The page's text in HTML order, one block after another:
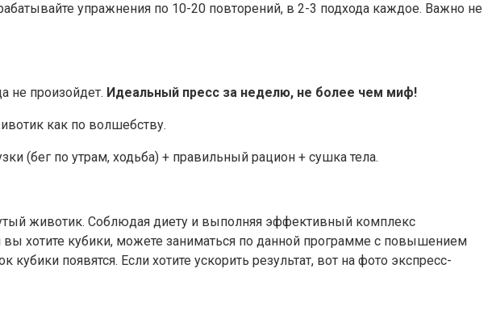
упражнения по 10-20 повторений, в 2-3 подхода каждое. Важно не
не произойдет. Идеальный пресс за неделю, не более чем миф!
как по волшебству.
(бег по утрам, ходьба) + правильный рацион + сушка тела.
животик. Соблюдая диету и выполняя эффективный комплекс
хотите кубики, можете заниматься по данной программе с повышением
появятся. Если хотите ускорить результат, вот на фото экспресс-